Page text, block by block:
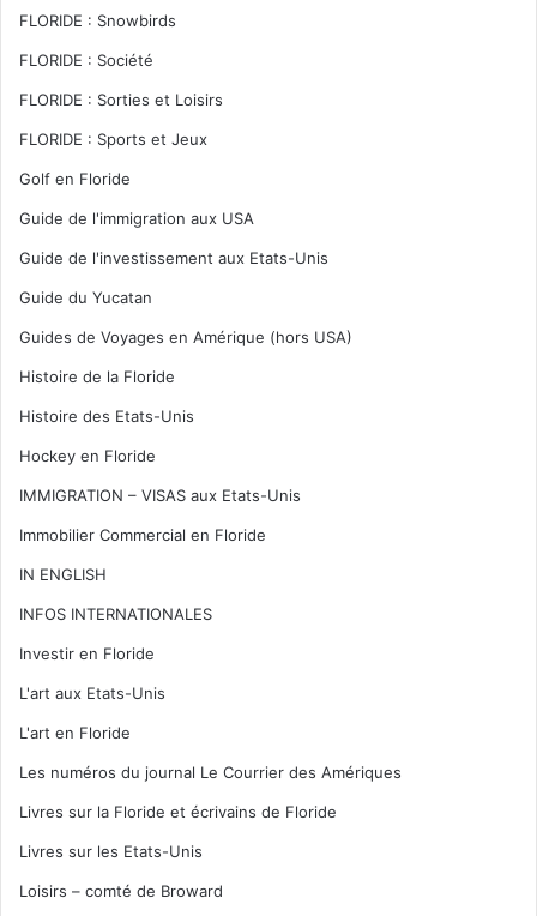
FLORIDE : Snowbirds
FLORIDE : Société
FLORIDE : Sorties et Loisirs
FLORIDE : Sports et Jeux
Golf en Floride
Guide de l'immigration aux USA
Guide de l'investissement aux Etats-Unis
Guide du Yucatan
Guides de Voyages en Amérique (hors USA)
Histoire de la Floride
Histoire des Etats-Unis
Hockey en Floride
IMMIGRATION – VISAS aux Etats-Unis
Immobilier Commercial en Floride
IN ENGLISH
INFOS INTERNATIONALES
Investir en Floride
L'art aux Etats-Unis
L'art en Floride
Les numéros du journal Le Courrier des Amériques
Livres sur la Floride et écrivains de Floride
Livres sur les Etats-Unis
Loisirs – comté de Broward